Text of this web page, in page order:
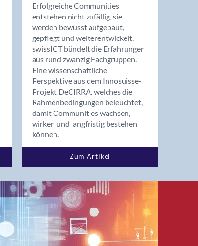
Erfolgreiche Communities
entstehen nicht zufällig, sie
werden bewusst aufgebaut,
gepflegt und weiterentwickelt.
swissICT bündelt die Erfahrungen
aus rund zwanzig Fachgruppen.
Eine wissenschaftliche
Perspektive aus dem Innosuisse-
Projekt DeCIRRA, welches die
Rahmenbedingungen beleuchtet,
damit Communities wachsen,
wirken und langfristig bestehen
können.
Zum Artikel